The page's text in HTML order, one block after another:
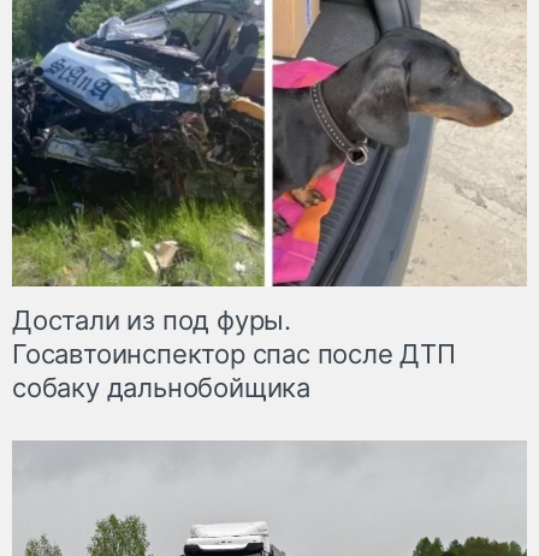
Достали из под фуры.
Госавтоинспектор спас после ДТП
собаку дальнобойщика